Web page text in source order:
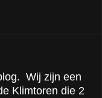
Wij zijn een
Klimtoren die 2